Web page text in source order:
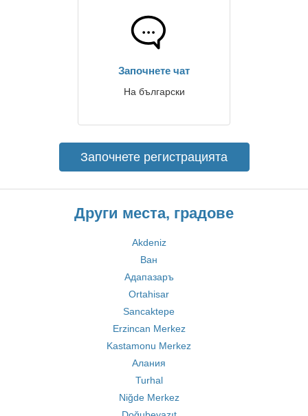
Започнете чат
На български
Започнете регистрацията
Други места, градове
Akdeniz
Ван
Адапазаръ
Ortahisar
Sancaktepe
Erzincan Merkez
Kastamonu Merkez
Алания
Turhal
Niğde Merkez